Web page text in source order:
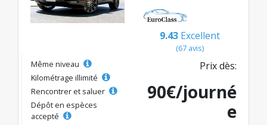
9.43 Excellent
(67 avis)
Même niveau
Kilométrage illimité
Rencontrer et saluer
Dépôt en espèces
accepté
Prix dès:
90€/journé
e